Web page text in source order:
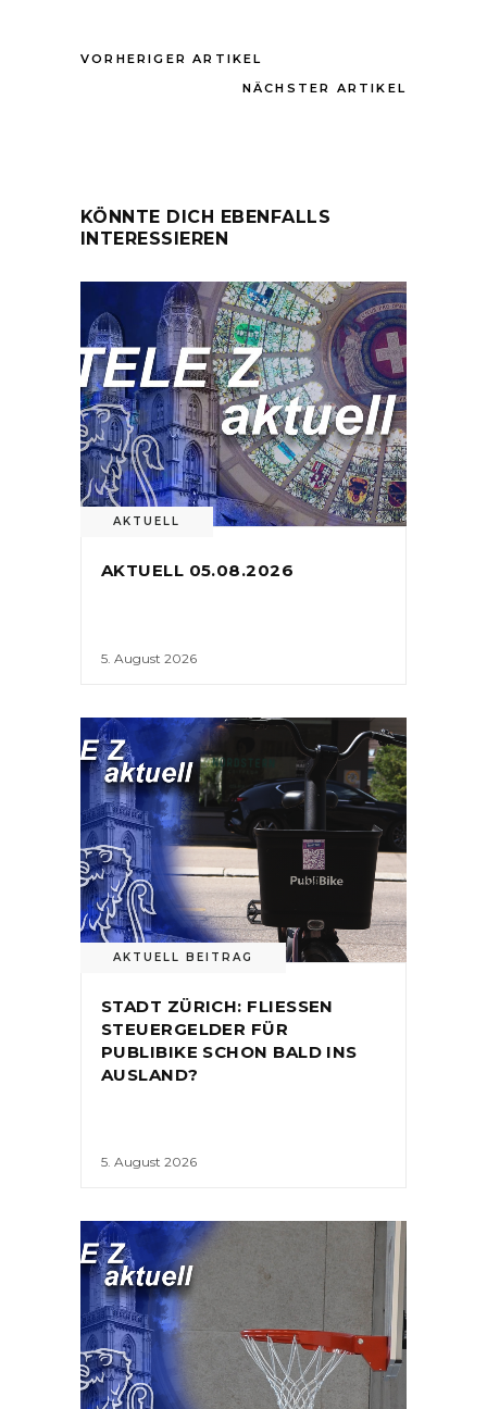
VORHERIGER ARTIKEL
NÄCHSTER ARTIKEL
KÖNNTE DICH EBENFALLS
INTERESSIEREN
AKTUELL
AKTUELL 05.08.2026
5. August 2026
AKTUELL BEITRAG
STADT ZÜRICH: FLIESSEN
STEUERGELDER FÜR
PUBLIBIKE SCHON BALD INS
AUSLAND?
5. August 2026